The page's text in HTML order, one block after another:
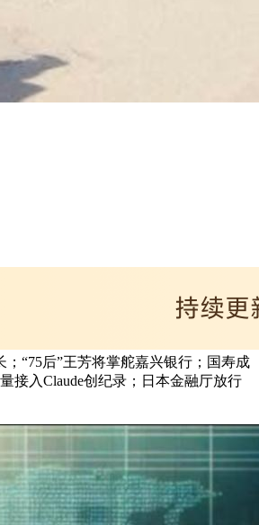
“75后”王芳将掌舵嘉兴银行；国寿成
接入Claude创纪录；日本金融厅放行